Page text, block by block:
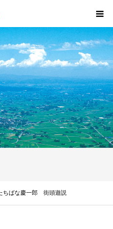
ちばな慶一郎 街頭遊説